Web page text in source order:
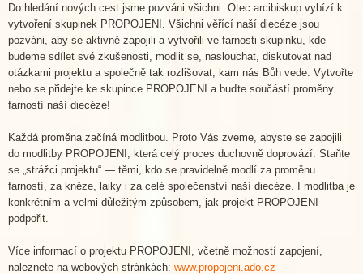
Do hledání nových cest jsme pozváni všichni. Otec arcibiskup vybízí k
vytvoření skupinek PROPOJENI. Všichni věřící naší diecéze jsou
pozváni, aby se aktivně zapojili a vytvořili ve farnosti skupinku, kde
budeme sdílet své zkušenosti, modlit se, naslouchat, diskutovat nad
otázkami projektu a společně tak rozlišovat, kam nás Bůh vede. Vytvořte
nebo se přidejte ke skupince PROPOJENI a buďte součástí proměny
farností naší diecéze!
Každá proměna začíná modlitbou. Proto Vás zveme, abyste se zapojili
do modlitby PROPOJENI, která celý proces duchovně doprovází. Staňte
se „strážci projektu“ — těmi, kdo se pravidelně modlí za proměnu
farností, za kněze, laiky i za celé společenství naší diecéze. I modlitba je
konkrétním a velmi důležitým způsobem, jak projekt PROPOJENI
podpořit.
Více informací o projektu PROPOJENI, včetně možností zapojení,
naleznete na webových stránkách: www.propojeni.ado.cz